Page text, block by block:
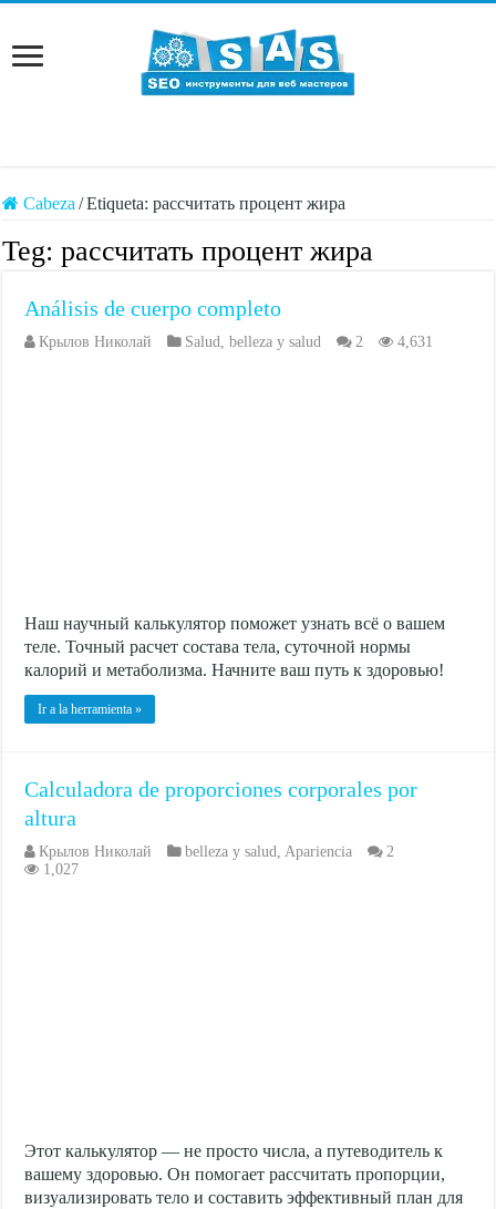
Cabeza /Etiqueta:рассчитать процент жира
Teg:рассчитать процент жира
Análisis de cuerpo completo
Крылов Николай Salud,belleza y salud 2 4,631
Наш научный калькулятор поможет узнать всё о вашем
теле. Точный расчет состава тела, суточной нормы
калорий и метаболизма. Начните ваш путь к здоровью!
Ir a la herramienta »
Calculadora de proporciones corporales por
altura
Крылов Николай belleza y salud Apariencia
2
1,027
Этот калькулятор — не просто числа, а путеводитель к
вашему здоровью. Он помогает рассчитать пропорции,
визуализировать тело и составить эффективный план для